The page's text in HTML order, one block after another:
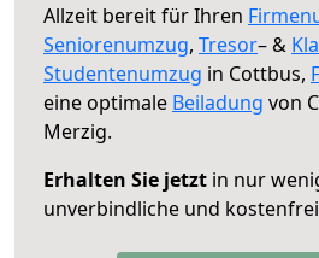
Allzeit bereit für Ihren
Seniorenumzug, Tresor– &
Studentenumzug in Cottbus,
eine optimale Beiladung von
Merzig.
Erhalten Sie jetzt in nur
unverbindliche und